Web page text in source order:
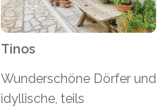
Tinos
Wunderschöne Dörfer und
idyllische, teils